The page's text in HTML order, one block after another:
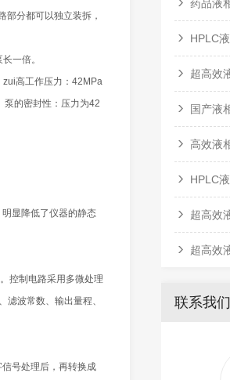
分都可以独立装拆，
泵长一倍。
高工作压力：42MPa
的密封性：压力为42
显降低了仪器的静态
控制电路采用多微处理
波常数、输出量程、
号处理后，再转换成
联系我们